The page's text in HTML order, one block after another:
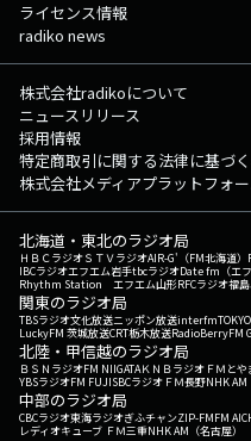
ライセンス情報
radiko news
株式会社radikoについて
ニュースリリース
採用情報
特定商取引に関する法律に基づ
株式会社メディアプラットフォ
北海道・東北のラジオ局
ＨＢＣラジオＳＴＶラジオAIR-G'（FM北海道）
IBCラジオエフエム岩手tbcラジオDate fm（エフ
Rhythm Station エフエム山形RFCラジオ福島
関東のラジオ局
TBSラジオ文化放送ニッポン放送interfm
LuckyFM 茨城放送CRT栃木放送RadioBerryFM
北陸・甲信越のラジオ局
ＢＳＮラジオFM NIIGATAＫＮＢラジオ ＦＭとや
YBSラジオFM FUJISBCラジオ ＦＭ長野NHK AM
中部のラジオ局
CBCラジオ東海ラジオぎふチャンZIP-FMFM
レディオキューブ ＦＭ三重NHK AM（名古屋）